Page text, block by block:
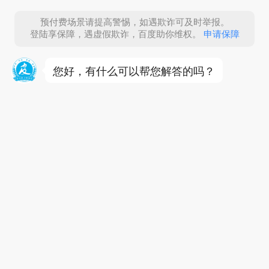
预付费场景请提高警惕，如遇欺诈可及时举报。
登陆享保障，遇虚假欺诈，百度助你维权。
申请保障
您好，有什么可以帮您解答的吗？